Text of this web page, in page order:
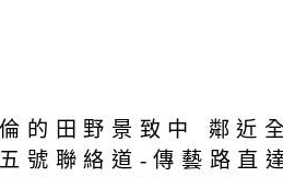
的田野景致中 鄰近
號聯絡道-傳藝路直